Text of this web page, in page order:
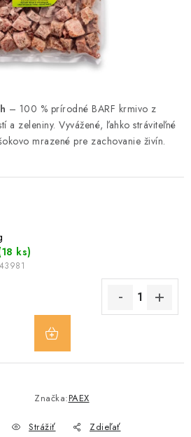
Obchodné podmienky
osobných údajov
– 100 % prírodné BARF krmivo z
a zeleniny. Vyvážené, ľahko stráviteľné
mrazené pre zachovanie živín.
ks)
Značka:PAEX
Strážiť Zdieľať